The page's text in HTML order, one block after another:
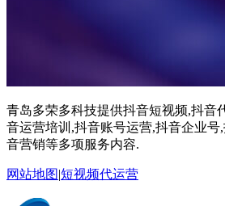
青岛多荣多科技提供抖音短视频,抖音
音运营培训,抖音账号运营,抖音企业号
音营销等多项服务内容.
网站地图|短视频代运营